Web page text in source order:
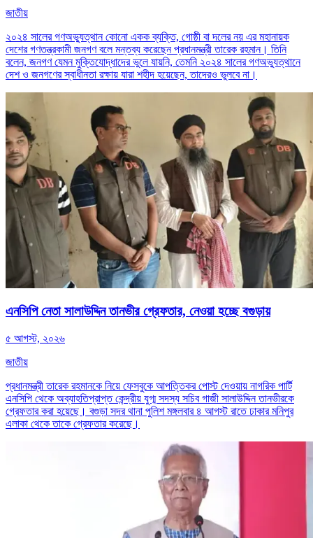
জাতীয়
২০২৪ সালের গণঅভ্যুত্থান কোনো একক ব্যক্তি, গোষ্ঠী বা দলের নয় এর মহানায়ক
দেশের গণতন্ত্রকামী জনগণ বলে মন্তব্য করেছেন প্রধানমন্ত্রী তারেক রহমান। তিনি
বলেন, জনগণ যেমন মুক্তিযোদ্ধাদের ভুলে যায়নি, তেমনি ২০২৪ সালের গণঅভ্যুত্থানে
দেশ ও জনগণের স্বাধীনতা রক্ষায় যারা শহীদ হয়েছেন, তাদেরও ভুলবে না।
এনসিপি নেতা সালাউদ্দিন তানভীর গ্রেফতার, নেওয়া হচ্ছে বগুড়ায়
৫ আগস্ট, ২০২৬
জাতীয়
প্রধানমন্ত্রী তারেক রহমানকে নিয়ে ফেসবুকে আপত্তিকর পোস্ট দেওয়ায় নাগরিক পার্টি
এনসিপি থেকে অব্যাহতিপ্রাপ্ত কেন্দ্রীয় যুগ্ম সদস্য সচিব গাজী সালাউদ্দিন তানভীরকে
গ্রেফতার করা হয়েছে। বগুড়া সদর থানা পুলিশ মঙ্গলবার ৪ আগস্ট রাতে ঢাকার মনিপুর
এলাকা থেকে তাকে গ্রেফতার করেছে।